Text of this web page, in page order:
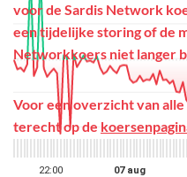
voor de Sardis Network
een tijdelijke storing of de
Networkkoers niet langer
Voor een overzicht van
terecht op de